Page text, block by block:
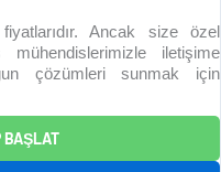
Ancak size özel
iletişime
çözümleri sunmak için
BAŞLAT